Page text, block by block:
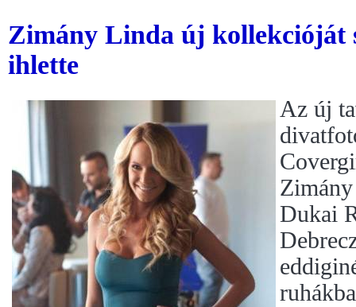
Zimány Linda új kollekcióját
ihlette
Az új
Dukai